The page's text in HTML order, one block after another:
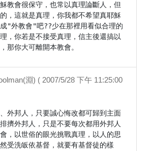
教會很保守，也常以真理論斷人，但
，這就是真理，你我都不希望真耶穌
"外教會"吧??少在那裡用看似合理的
，你若是不接受真理，信主後還搞以
那你大可離開本教會。
淵) ( 2007/5/28 下午 11:25:00
外邦人，只要誠心悔改都可歸到主面
擠外邦人，只是不要每次都用外邦人
，以世俗的眼光挑戰真理，以人的思
受洗皈依基督，就要有基督徒的樣